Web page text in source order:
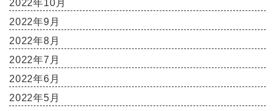
2022年10月
2022年9月
2022年8月
2022年7月
2022年6月
2022年5月